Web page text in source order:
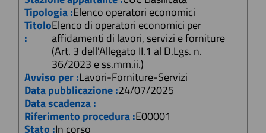
Tipologia :Elenco operatori economici
Titolo
:
Elenco di operatori economici per
affidamenti di lavori, servizi e forniture
(Art. 3 dell'Allegato II.1 al D.Lgs. n.
36/2023 e ss.mm.ii.)
Avviso per :Lavori-Forniture-Servizi
Data pubblicazione :24/07/2025
Data scadenza :
Riferimento procedura :E00001
Stato :In corso